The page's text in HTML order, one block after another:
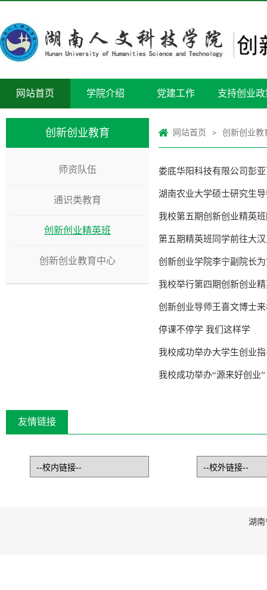
网站首页 学院介绍 党建工作 支持创业政
创新创业教育
师资队伍
通识类教育
创新创业精英班
创新创业教育中心
网站首页 > 创新创业教
娄底华阳科技有限公司彭
湖南农业大学硕士研究生
我校第五期创新创业精英
第五期精英班同学前往大
创新创业学院李宁副院长
我校举行第四期创新创业
创新创业导师王喜文博士
停课不停学 我们这样学
我校成功举办大学生创业
我校成功举办“源来好创业
友情链接
湖